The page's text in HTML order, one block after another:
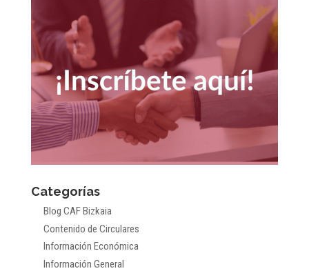
Categorías
Blog CAF Bizkaia
Contenido de Circulares
Información Económica
Información General